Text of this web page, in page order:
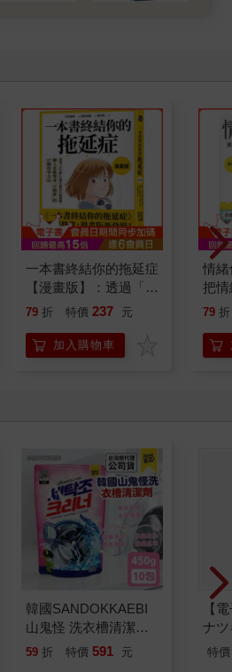
一本書終結你的拖延症
【漫畫版】：透過「小
行動」打開大腦的行動
「行動派」的37個科
學方法
79 折 特價 237 元
加入購物車
情
把
誰
79 折
韓國SANDOKKAEBI
山鬼怪 洗衣槽清潔劑
450公克-10包組
59 折 特價 591 元
【
ナ
特價